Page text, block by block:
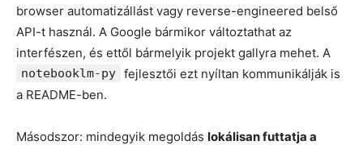
browser automatizállást vagy reverse-engineered belső
API-t használ. A Google bármikor változtathat az
interfészen, és ettől bármelyik projekt gallyra mehet. A
notebooklm-py fejlesztői ezt nyíltan kommunikálják is
a README-ben.
Másodszor: mindegyik megoldás lokálisan futtatja a